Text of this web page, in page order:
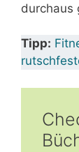
durchaus
Tipp: